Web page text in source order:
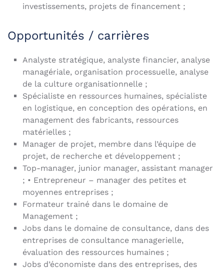
investissements, projets de financement ;
Opportunités / carrières
Analyste stratégique, analyste financier, analyse
managériale, organisation processuelle, analyse
de la culture organisationnelle ;
Spécialiste en ressources humaines, spécialiste
en logistique, en conception des opérations, en
management des fabricants, ressources
matérielles ;
Manager de projet, membre dans l’équipe de
projet, de recherche et développement ;
Top-manager, junior manager, assistant manager
; • Entrepreneur – manager des petites et
moyennes entreprises ;
Formateur trainé dans le domaine de
Management ;
Jobs dans le domaine de consultance, dans des
entreprises de consultance managerielle,
évaluation des ressources humaines ;
Jobs d’économiste dans des entreprises, des